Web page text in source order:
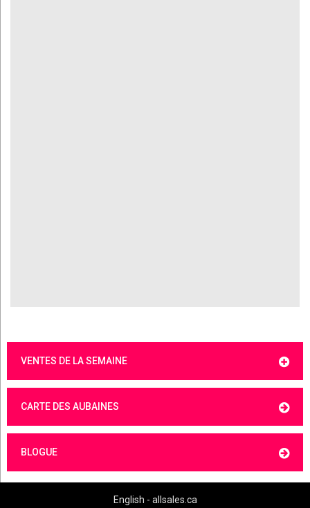
VENTES DE LA SEMAINE
CARTE DES AUBAINES
BLOGUE
English - allsales.ca